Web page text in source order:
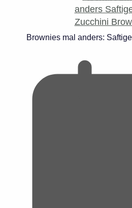
Brownies mal anders: